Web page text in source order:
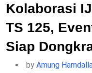
Kolaborasi
TS 125,
Siap
by Amung